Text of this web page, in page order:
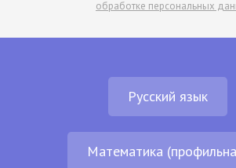
обработке персональных
Русский язык
Математика